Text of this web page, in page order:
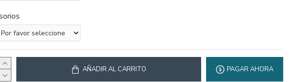
AÑADIR AL CARRITO PAGAR AHORA